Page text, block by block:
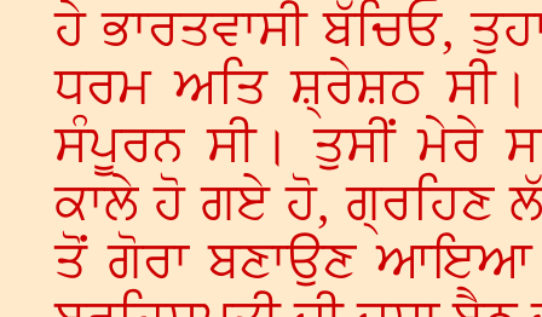
ਹੇ ਭਾਰਤਵਾਸੀ ਬੱਚਿਓ,
ਧਰਮ ਅਤਿ ਸ਼੍ਰੇਸ਼ਠ
ਸੰਪੂਰਨ ਸੀ। ਤੁਸੀਂ ਮੇਰੇ
ਕਾਲੇ ਹੋ ਗਏ ਹੋ, ਗ੍ਰਹਿਣ
ਤੋਂ ਗੋਰਾ ਬਣਾਉਣ ਆਇਆ